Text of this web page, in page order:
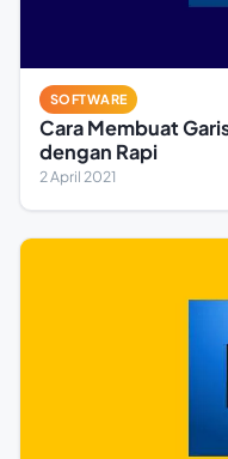
SOFTWARE
Cara Membuat
dengan Rapi
2 April 2021